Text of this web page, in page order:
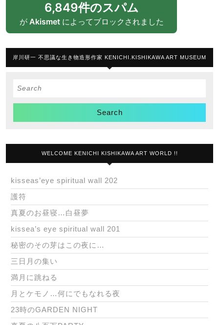
6,849件のスパム
が Akismetによってブロックされました
岸川研一 不思議な生き物造形作家 KENICHI.KISHIKAWA ART MUSEUM
Search
WELCOME KENICHI KISHIKAWA ART WORLD !!
kisseas’eye spiritual wall 202
護符
真夏のお昼寝…白昼夢
kissea’s eye spiritual wall 201
秘密のその芽はこの夜に…
三日月の集い
満月に跳ねる
月とケモノ…何にでもなれる夜
23時のGARDEN NIGHT